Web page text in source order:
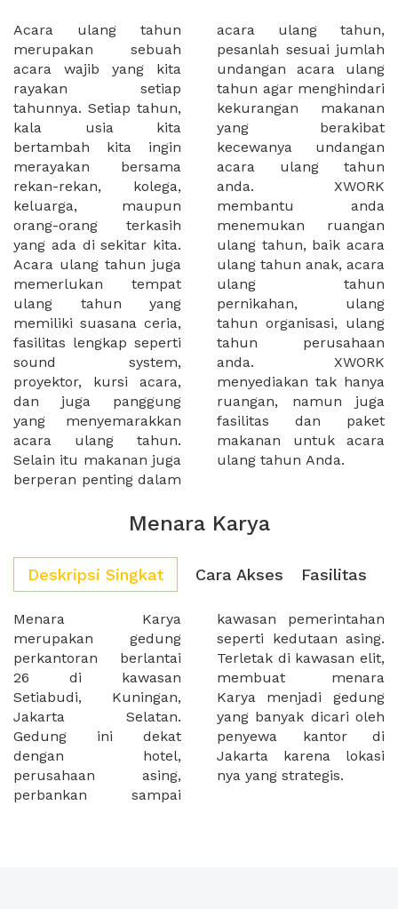
Acara ulang tahun
merupakan sebuah
acara wajib yang kita
rayakan setiap
tahunnya. Setiap tahun,
kala usia kita
bertambah kita ingin
merayakan bersama
rekan-rekan, kolega,
keluarga, maupun
orang-orang terkasih
yang ada di sekitar kita.
Acara ulang tahun juga
memerlukan tempat
ulang tahun yang
memiliki suasana ceria,
fasilitas lengkap seperti
sound system,
proyektor, kursi acara,
dan juga panggung
yang menyemarakkan
acara ulang tahun.
Selain itu makanan juga
berperan penting dalam
acara ulang tahun,
pesanlah sesuai jumlah
undangan acara ulang
tahun agar menghindari
kekurangan makanan
yang berakibat
kecewanya undangan
acara ulang tahun
anda. XWORK
membantu anda
menemukan ruangan
ulang tahun, baik acara
ulang tahun anak, acara
ulang tahun
pernikahan, ulang
tahun organisasi, ulang
tahun perusahaan
anda. XWORK
menyediakan tak hanya
ruangan, namun juga
fasilitas dan paket
makanan untuk acara
ulang tahun Anda.
Menara Karya
Deskripsi Singkat Cara Akses Fasilitas
Menara Karya
merupakan gedung
perkantoran berlantai
26 di kawasan
Setiabudi, Kuningan,
Jakarta Selatan.
Gedung ini dekat
dengan hotel,
perusahaan asing,
perbankan sampai
kawasan pemerintahan
seperti kedutaan asing.
Terletak di kawasan elit,
membuat menara
Karya menjadi gedung
yang banyak dicari oleh
penyewa kantor di
Jakarta karena lokasi
nya yang strategis.